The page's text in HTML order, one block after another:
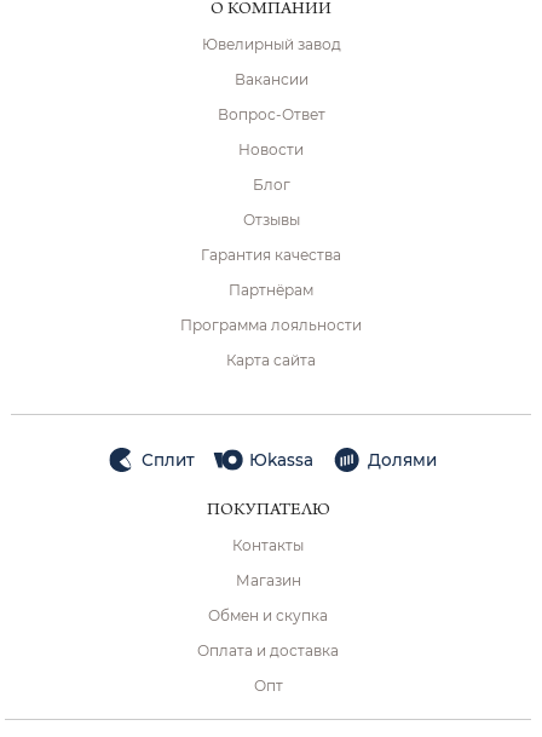
О КОМПАНИИ
Ювелирный завод
Вакансии
Вопрос-Ответ
Новости
Блог
Отзывы
Гарантия качества
Партнёрам
Программа лояльности
Карта сайта
Сплит Юkassa Долями
ПОКУПАТЕЛЮ
Контакты
Магазин
Обмен и скупка
Оплата и доставка
Опт